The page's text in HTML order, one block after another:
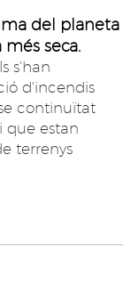
del planeta
seca.
s'han
d'incendis
continuïtat
estan
terrenys